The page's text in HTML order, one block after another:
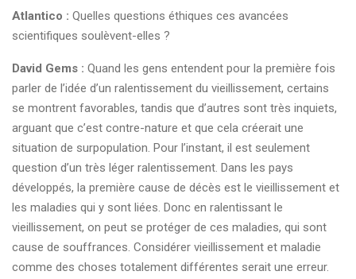
Atlantico : Quelles questions éthiques ces avancées
scientifiques soulèvent-elles ?
David Gems : Quand les gens entendent pour la première fois
parler de l’idée d’un ralentissement du vieillissement, certains
se montrent favorables, tandis que d’autres sont très inquiets,
arguant que c’est contre-nature et que cela créerait une
situation de surpopulation. Pour l’instant, il est seulement
question d’un très léger ralentissement. Dans les pays
développés, la première cause de décès est le vieillissement et
les maladies qui y sont liées. Donc en ralentissant le
vieillissement, on peut se protéger de ces maladies, qui sont
cause de souffrances. Considérer vieillissement et maladie
comme des choses totalement différentes serait une erreur.